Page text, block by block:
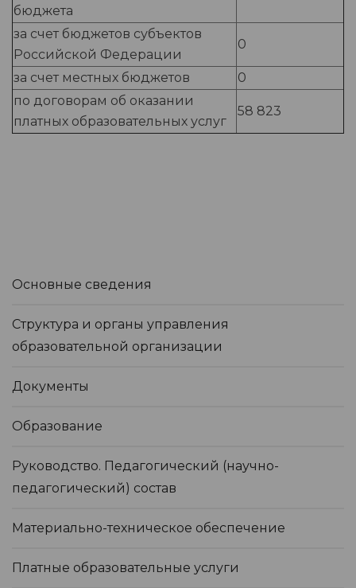
бюджета
за счет бюджетов субъектов
Российской Федерации
0
за счет местных бюджетов
0
по договорам об оказании
платных образовательных услуг
58 823
Основные сведения
Структура и органы управления
образовательной организации
Документы
Образование
Руководство. Педагогический (научно-
педагогический) состав
Материально-техническое обеспечение
Платные образовательные услуги